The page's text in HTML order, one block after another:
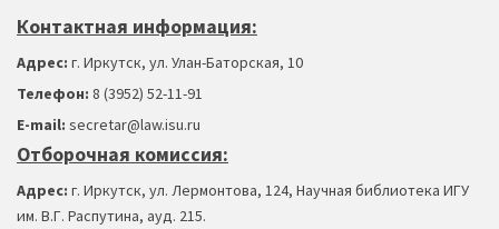
Контактная информация:
Адрес: г. Иркутск, ул. Улан-Баторская, 10
Телефон: 8 (3952) 52-11-91
Е-mail: secretar@law.isu.ru
Отборочная комиссия:
Адрес: г. Иркутск, ул. Лермонтова, 124, Научная библиотека ИГУ
им. В.Г. Распутина, ауд. 215.